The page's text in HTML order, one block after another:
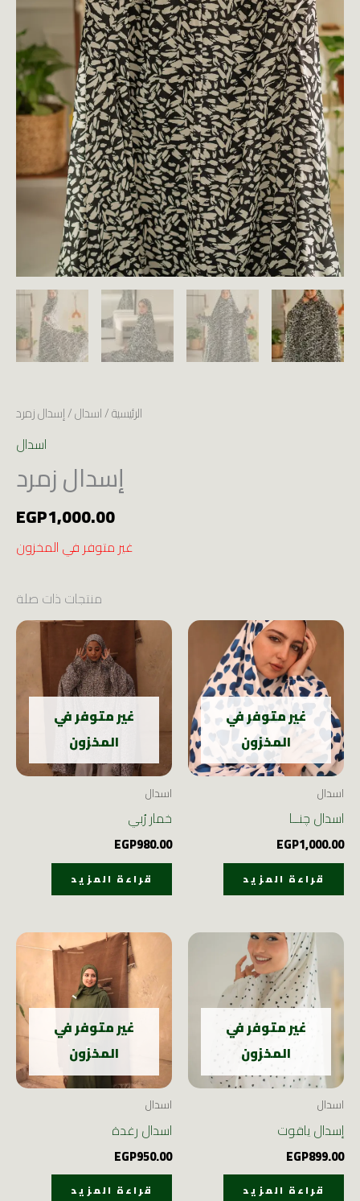
الرئيسية/اسدال/ إسدال زمرد
اسدال
إسدال زمرد
EGP1,000.00
غير متوفر في المخزون
منتجات ذات صلة
غير متوفر في
المخزون
اسدال
خمار رُبي
EGP980.00
قراءة المزيد
غير متوفر في
المخزون
اسدال
اسدال چنــا
EGP1,000.00
قراءة المزيد
غير متوفر في
المخزون
اسدال
اسدال رغدة
EGP950.00
قراءة المزيد
غير متوفر في
المخزون
اسدال
إسدال ياقوت
EGP899.00
قراءة المزيد